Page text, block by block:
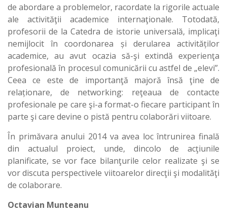
de abordare a problemelor, racordate la rigorile actuale
ale activităţii academice internaţionale. Totodată,
profesorii de la Catedra de istorie universală, implicaţi
nemijlocit în coordonarea și derularea activităților
academice, au avut ocazia să-şi extindă experienţa
profesională în procesul comunicării cu astfel de „elevi”.
Ceea ce este de importanţă majoră însă ţine de
relaționare, de networking: reţeaua de contacte
profesionale pe care şi-a format-o fiecare participant în
parte şi care devine o pistă pentru colaborări viitoare.
În primăvara anului 2014 va avea loc întrunirea finală
din actualul proiect, unde, dincolo de acţiunile
planificate, se vor face bilanţurile celor realizate şi se
vor discuta perspectivele viitoarelor direcţii şi modalităţi
de colaborare.
Octavian Munteanu